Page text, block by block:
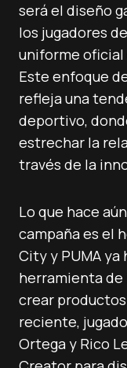
será el diseño
los jugadores
uniforme oficial
Este enfoque
refleja una
deportivo,
estrechar la
través de la
Lo que hace
campaña es el
City y PUMA
herramienta
crear
reciente,
Ortega y Rico